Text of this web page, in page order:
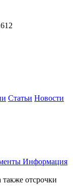
Статьи Новости
Информация
отсрочки